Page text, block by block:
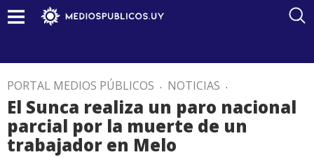
PORTAL MEDIOS PÚBLICOS . NOTICIAS .
El Sunca realiza un paro nacional
parcial por la muerte de un
trabajador en Melo